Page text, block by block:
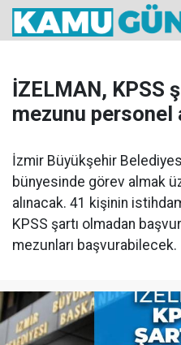
İZELMAN, KPSS
mezunu personel
İzmir Büyükşehir
bünyesinde görev almak
alınacak. 41 kişinin
KPSS şartı olmadan
mezunları başvurabilecek.